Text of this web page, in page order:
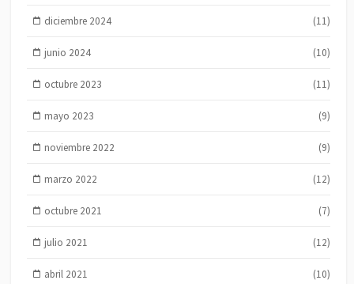
diciembre 2024 (11)
junio 2024 (10)
octubre 2023 (11)
mayo 2023 (9)
noviembre 2022 (9)
marzo 2022 (12)
octubre 2021 (7)
julio 2021 (12)
abril 2021 (10)